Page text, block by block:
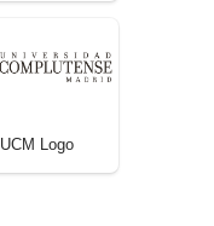
UCM Logo